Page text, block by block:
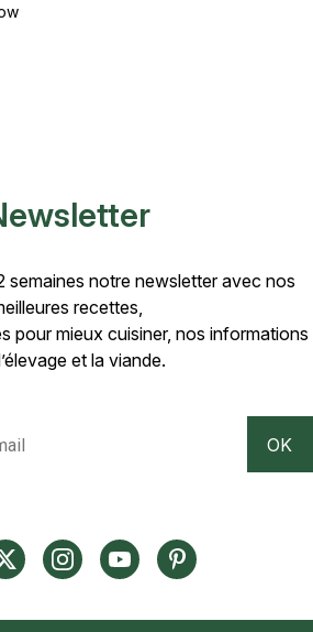
semaines notre newsletter avec nos
recettes,
pour mieux cuisiner, nos informations
et la viande.